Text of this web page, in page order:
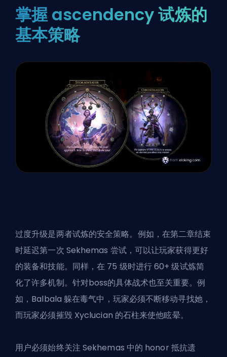
掌握 ascendency 试炼的
基本策略
过度升级是两者试炼的安全策略。例如，在第二章结束
时延迟第一次 Sekhemas 尝试，可以让玩家获得更好
的装备和技能。同样，在 75 级时进行 60+ 级试炼简
化了许多机制。针对boss的具体战术也至关重要。例
如，Balbala 躲在毒气中，玩家必须不断移动寻找她，
而玩家必须摧毁 Xyclucian 的石柱来使他眩晕。
用户必须始终关注 Sekhemas 中的 honor 抵抗遗